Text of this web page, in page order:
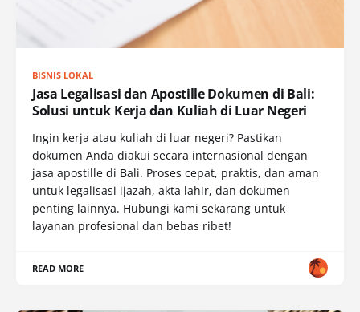
BISNIS LOKAL
Jasa Legalisasi dan Apostille Dokumen di Bali:
Solusi untuk Kerja dan Kuliah di Luar Negeri
Ingin kerja atau kuliah di luar negeri? Pastikan
dokumen Anda diakui secara internasional dengan
jasa apostille di Bali. Proses cepat, praktis, dan aman
untuk legalisasi ijazah, akta lahir, dan dokumen
penting lainnya. Hubungi kami sekarang untuk
layanan profesional dan bebas ribet!
READ MORE